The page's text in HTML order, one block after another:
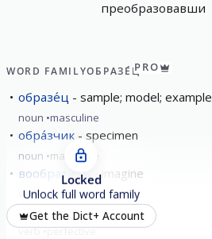
преобразовавши
WORD FAMILYОБРАЗЕ́ЦPRO
образе́ц sample; model; example
noun masculine
обра́зчик specimen
noun masculine
вообрази́ть imagine
verb perfective
изобрази́ть depict
verb perfective
Locked
Unlock full word family
Get the Dict+ Account